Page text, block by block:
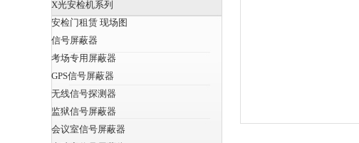
X光安检机系列
安检门租赁 现场图
信号屏蔽器
考场专用屏蔽器
GPS信号屏蔽器
无线信号探测器
监狱信号屏蔽器
会议室信号屏蔽器